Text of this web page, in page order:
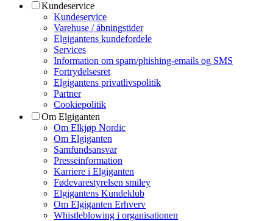
Kundeservice
Kundeservice
Varehuse / åbningstider
Elgigantens kundefordele
Services
Information om spam/phishing-emails og SMS
Fortrydelsesret
Elgigantens privatlivspolitik
Partner
Cookiepolitik
Om Elgiganten
Om Elkjøp Nordic
Om Elgiganten
Samfundsansvar
Presseinformation
Karriere i Elgiganten
Fødevarestyrelsen smiley
Elgigantens Kundeklub
Om Elgiganten Erhverv
Whistleblowing i organisationen